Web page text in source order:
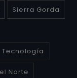
Sierra Gorda
Tecnología
Norte